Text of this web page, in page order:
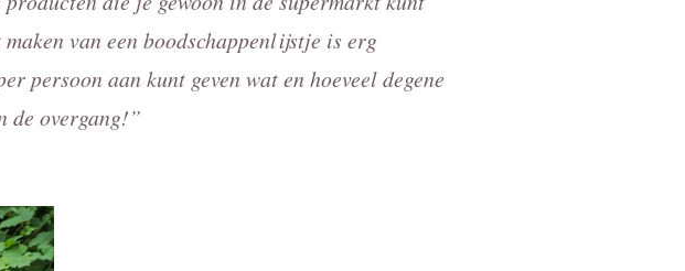
van een boodschappenlijstje is erg
persoon aan kunt geven wat en hoeveel degene
de overgang!”